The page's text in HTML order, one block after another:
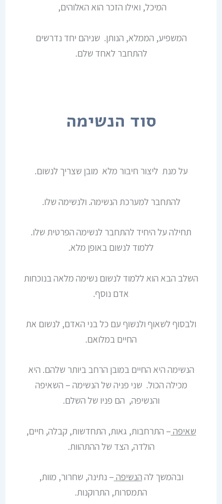
המיכל, ואילו הזכר הוא האלוהים,
המשפיע, הממלא, הנותן. שניהם יחד נדרשים
להתחבר לאחד שלם.
סוד הנשימה
על מנת ליצור חיבור מלא מובן שצריך לנשום.
להתחבר למערכת הנשימה. ולנשימה שלו.
תחילה על היחיד להתחבר לנשימה הפרטית שלו.
ללמוד לנשום באופן מלא.
השלב הבא הוא ללמוד לנשום נשימה מלאה בנוכחות
אדם נוסף.
ולבסוף לשאוף ולנשוף עם כל בני האדם, לנשום את
החיים במלואם.
הנשימה היא החיים במובן הרחב ביותר שלהם. היא
מכילה הכול. שני פניה של הנשימה – השאיפה
והנשיפה, הם פניו של השלם.
שאיפה – התרחבות, גאות, התחדשות, קבלה, חיים,
הולדה, הצד של ההתהוות.
ובהמשך לה הנשיפה – נתינה, שחרור, מוות,
התמסרות, התרוקנות.